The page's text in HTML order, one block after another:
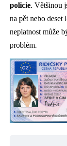
policie. Většinou
na pět nebo deset
neplatnost může
problém.